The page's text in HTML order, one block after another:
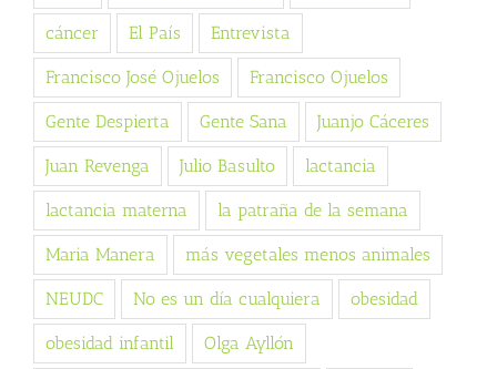
cáncer El País Entrevista
Francisco José Ojuelos Francisco Ojuelos
Gente Despierta Gente Sana Juanjo Cáceres
Juan Revenga Julio Basulto lactancia
lactancia materna la patraña de la semana
Maria Manera más vegetales menos animales
NEUDC No es un día cualquiera obesidad
obesidad infantil Olga Ayllón